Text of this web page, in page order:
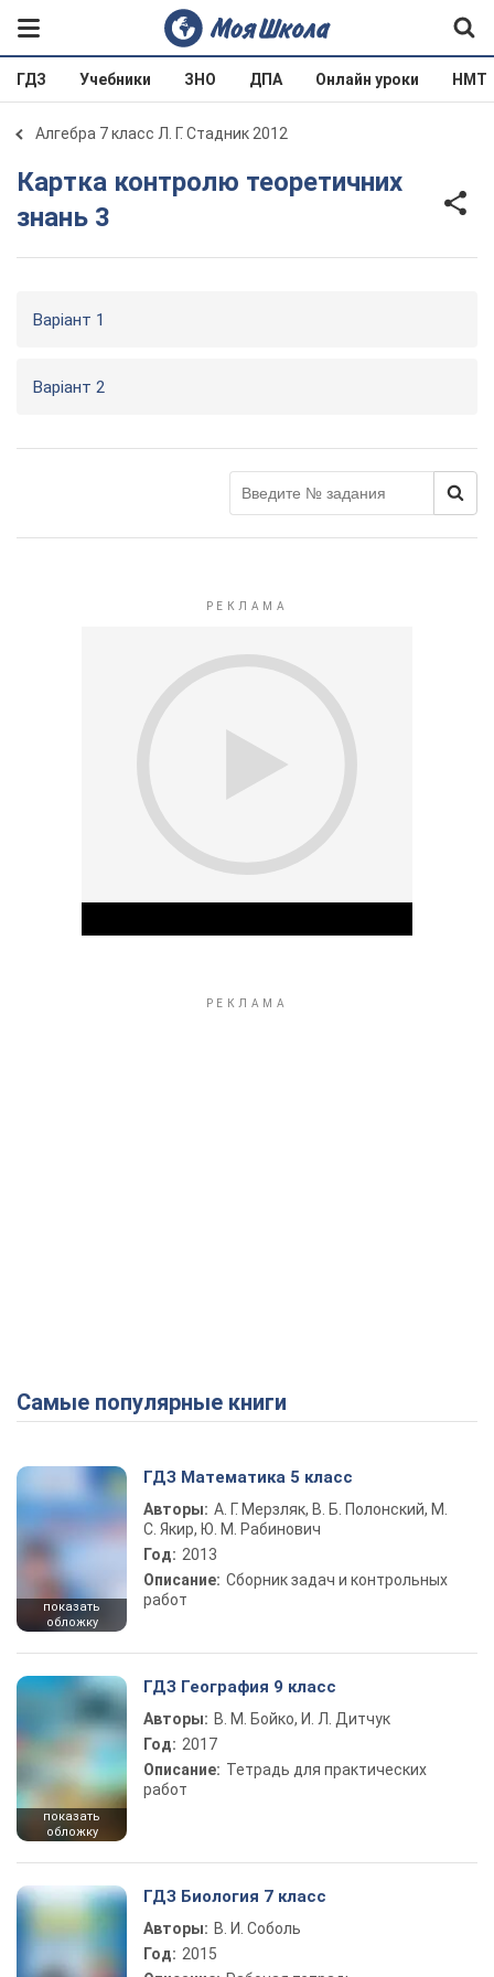
ГДЗ Учебники ЗНО ДПА Онлайн уроки НМТ
Алгебра 7 класс Л. Г. Стадник 2012
Картка контролю теоретичних
знань 3
Варіант 1
Варіант 2
Самые популярные книги
показать
обложку
ГДЗ Математика 5 класс
Авторы: А. Г. Мерзляк, В. Б. Полонский, М.
С. Якир, Ю. М. Рабинович
Год: 2013
Описание: Сборник задач и контрольных
работ
показать
обложку
ГДЗ География 9 класс
Авторы: В. М. Бойко, И. Л. Дитчук
Год: 2017
Описание: Тетрадь для практических
работ
ГДЗ Биология 7 класс
Авторы: В. И. Соболь
Год: 2015